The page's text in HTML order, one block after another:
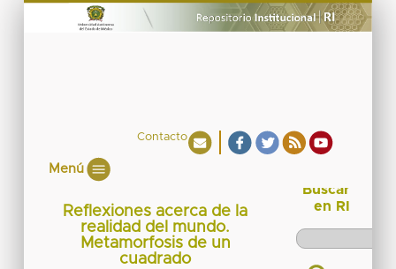
Contacto
Menú
Reflexiones acerca de la
realidad del mundo.
Metamorfosis de un
cuadrado
Buscar
en RI